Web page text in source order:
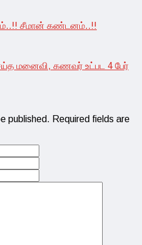
சீமான் கண்டனம்..!!
மனைவி, கணவர் உட்பட 4 பேர்
published. Required fields are